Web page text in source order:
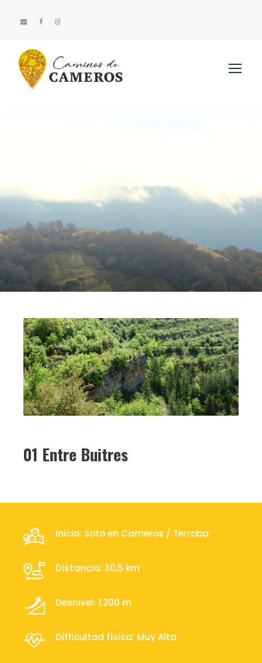
01 Entre Buitres
Inicio: Soto en Cameros / Terroba
Distancia: 30,5 km
Desnivel: 1.200 m
Difficultad física: Muy Alta